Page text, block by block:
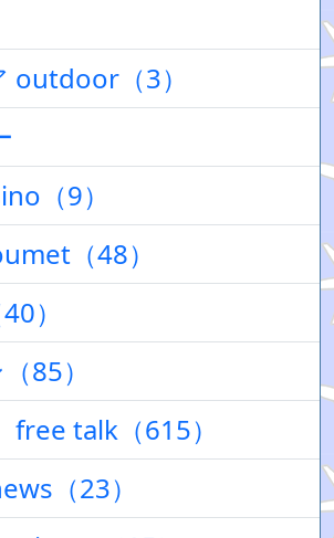
outdoor（3）
（9）
（48）
）
85）
free talk（615）
（23）